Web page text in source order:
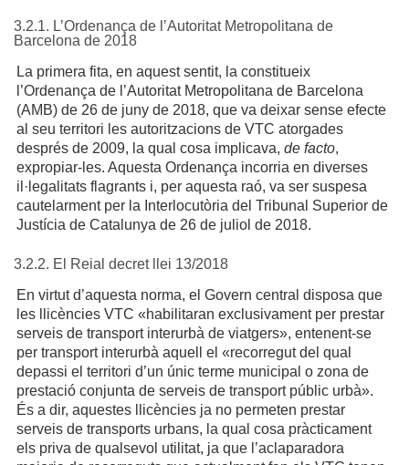
3.2.1. L’Ordenança de l’Autoritat Metropolitana de
Barcelona de 2018
La primera fita, en aquest sentit, la constitueix
l’Ordenança de l’Autoritat Metropolitana de Barcelona
(AMB) de 26 de juny de 2018, que va deixar sense efecte
al seu territori les autoritzacions de VTC atorgades
després de 2009, la qual cosa implicava, de facto,
expropiar-les. Aquesta Ordenança incorria en diverses
il·legalitats flagrants i, per aquesta raó, va ser suspesa
cautelarment per la Interlocutòria del Tribunal Superior de
Justícia de Catalunya de 26 de juliol de 2018.
3.2.2. El Reial decret llei 13/2018
En virtut d’aquesta norma, el Govern central disposa que
les llicències VTC «habilitaran exclusivament per prestar
serveis de transport interurbà de viatgers», entenent-se
per transport interurbà aquell el «recorregut del qual
depassi el territori d’un únic terme municipal o zona de
prestació conjunta de serveis de transport públic urbà».
És a dir, aquestes llicències ja no permeten prestar
serveis de transports urbans, la qual cosa pràcticament
els priva de qualsevol utilitat, ja que l’aclaparadora